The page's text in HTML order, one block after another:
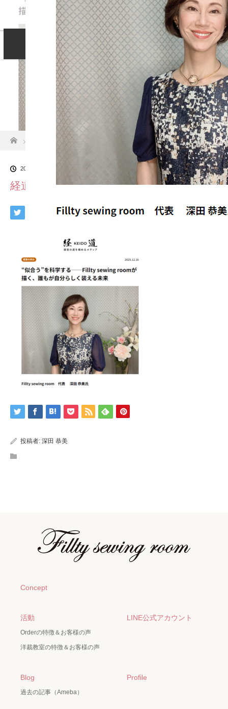
コンセプト サービス LINE
Blog Profile お問い合わせ
ブログ一覧
2025.12.16
経道
投稿者: 深田 恭美
Concept
活動
Orderの特徴＆お客様の声
洋裁教室の特徴＆お客様の声
LINE公式アカウント
Blog
過去の記事（Ameba）
Profile